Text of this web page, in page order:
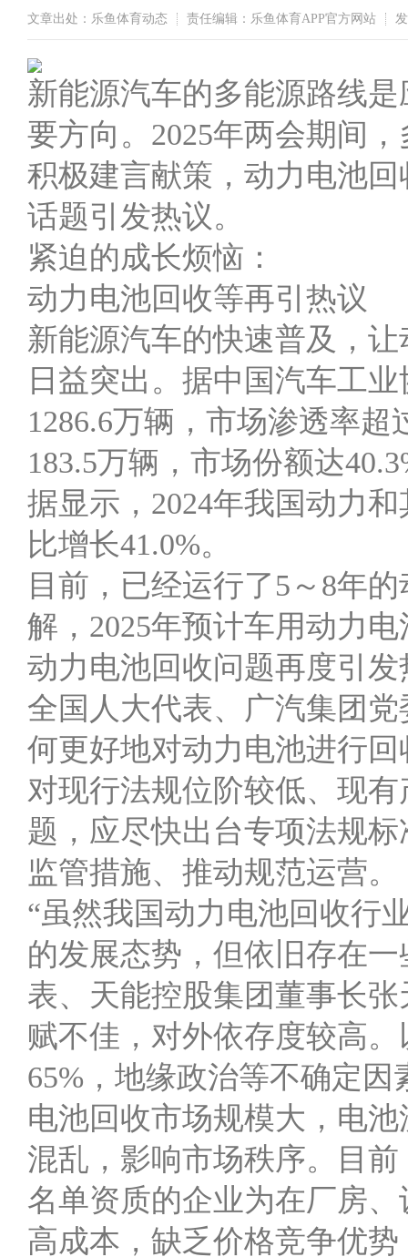
文章出处：乐鱼体育动态 责任编辑：乐鱼体育APP官方网站
新能源汽车的多能源路线
要方向。2025年两会期间
积极建言献策，动力电池
话题引发热议。
紧迫的成长烦恼：
动力电池回收等再引热议
新能源汽车的快速普及，
日益突出。据中国汽车工
1286.6万辆，市场渗透率超
183.5万辆，市场份额达
据显示，2024年我国动力
比增长41.0%。
目前，已经运行了5～8年
解，2025年预计车用动力
动力电池回收问题再度引发
全国人大代表、广汽集团
何更好地对动力电池进行
对现行法规位阶较低、现
题，应尽快出台专项法规
监管措施、推动规范运营。
“虽然我国动力电池回收行
的发展态势，但依旧存在
表、天能控股集团董事长
赋不佳，对外依存度较高
65%，地缘政治等不确定
电池回收市场规模大，电
混乱，影响市场秩序。目
名单资质的企业为在厂房
高成本，缺乏价格竞争优